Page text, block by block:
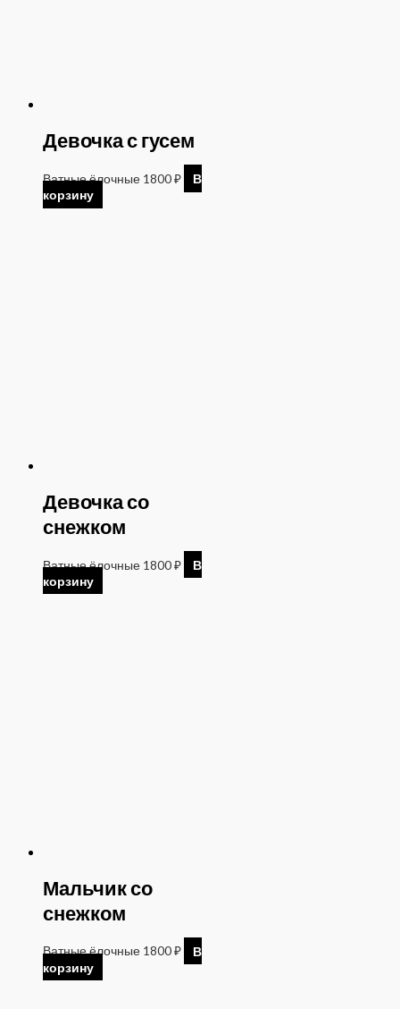
Девочка с гусем
Ватные ёлочные 1800₽
В
корзину
Девочка со
снежком
Ватные ёлочные 1800₽
В
корзину
Мальчик со
снежком
Ватные ёлочные 1800₽
В
корзину